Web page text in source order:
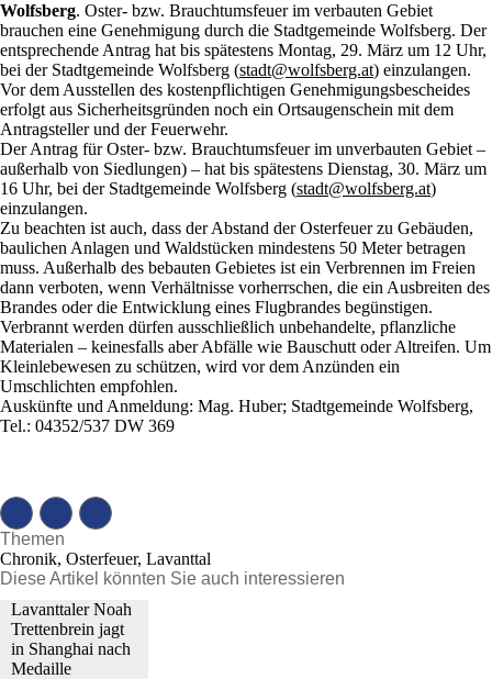
Wolfsberg. Oster- bzw. Brauchtumsfeuer im verbauten Gebiet
brauchen eine Genehmigung durch die Stadtgemeinde Wolfsberg. Der
entsprechende Antrag hat bis spätestens Montag, 29. März um 12 Uhr,
bei der Stadtgemeinde Wolfsberg (stadt@wolfsberg.at) einzulangen.
Vor dem Ausstellen des kostenpflichtigen Genehmigungsbescheides
erfolgt aus Sicherheitsgründen noch ein Ortsaugenschein mit dem
Antragsteller und der Feuerwehr.
Der Antrag für Oster- bzw. Brauchtumsfeuer im unverbauten Gebiet –
außerhalb von Siedlungen) – hat bis spätestens Dienstag, 30. März um
16 Uhr, bei der Stadtgemeinde Wolfsberg (stadt@wolfsberg.at)
einzulangen.
Zu beachten ist auch, dass der Abstand der Osterfeuer zu Gebäuden,
baulichen Anlagen und Waldstücken mindestens 50 Meter betragen
muss. Außerhalb des bebauten Gebietes ist ein Verbrennen im Freien
dann verboten, wenn Verhältnisse vorherrschen, die ein Ausbreiten des
Brandes oder die Entwicklung eines Flugbrandes begünstigen.
Verbrannt werden dürfen ausschließlich unbehandelte, pflanzliche
Materialen – keinesfalls aber Abfälle wie Bauschutt oder Altreifen. Um
Kleinlebewesen zu schützen, wird vor dem Anzünden ein
Umschlichten empfohlen.
Auskünfte und Anmeldung: Mag. Huber; Stadtgemeinde Wolfsberg,
Tel.: 04352/537 DW 369
Themen
Chronik, Osterfeuer, Lavanttal
Diese Artikel könnten Sie auch interessieren
Lavanttaler Noah
Trettenbrein jagt
in Shanghai nach
Medaille